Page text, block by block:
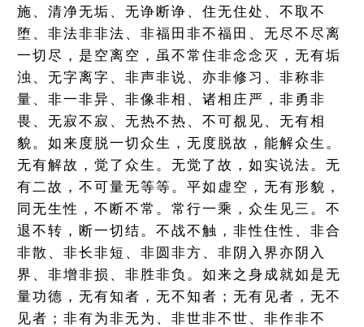
施、清净无垢、无诤断诤、住无住处、不取不
堕、非法非非法、非福田非不福田、无尽不尽离
一切尽，是空离空，虽不常住非念念灭，无有垢
浊、无字离字、非声非说、亦非修习、非称非
量、非一非异、非像非相、诸相庄严，非勇非
畏、无寂不寂、无热不热、不可覩见、无有相
貌。如来度脱一切众生，无度脱故，能解众生。
无有解故，觉了众生。无觉了故，如实说法。无
有二故，不可量无等等。平如虚空，无有形貌，
同无生性，不断不常。常行一乘，众生见三。不
退不转，断一切结。不战不触，非性住性、非合
非散、非长非短、非圆非方、非阴入界亦阴入
界、非增非损、非胜非负。如来之身成就如是无
量功德，无有知者，无不知者；无有见者，无不
见者；非有为非无为、非世非不世、非作非不